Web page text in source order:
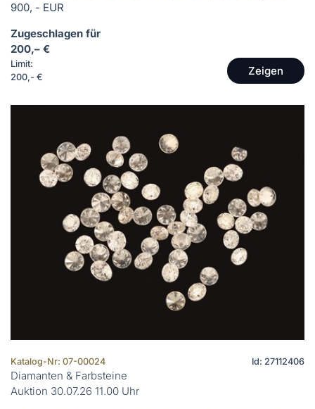
900, - EUR
Zugeschlagen für
200,– €
Limit:
200,- €
Zeigen
Katalog-Nr: 07-00024 Id: 27112406
Diamanten & Farbsteine
Auktion 30.07.26 11.00 Uhr